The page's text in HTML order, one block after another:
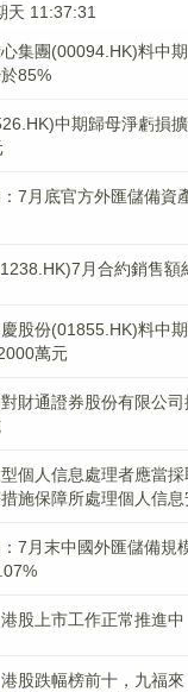
天 11:37:31
心集團(00094.HK)料中
85%
中期歸母淨虧損
7月底官方外匯儲備資
月合約銷售額
慶股份(01855.HK)料中
萬元
財通證券股份有限公
個人信息處理者應當採
施保障所處理個人信息
7月末中國外匯儲備規
股上市工作正常推進中
港股跌幅榜前十，九福來